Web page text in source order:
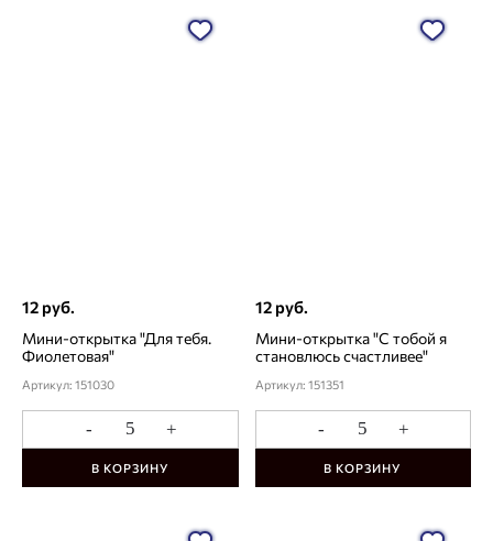
12 руб.
Мини-открытка "Для тебя.
Фиолетовая"
Артикул: 151030
- +
В КОРЗИНУ
12 руб.
Мини-открытка "С тобой я
становлюсь счастливее"
Артикул: 151351
- +
В КОРЗИНУ